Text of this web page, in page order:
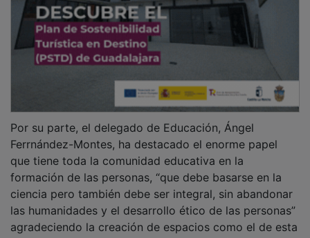
Por su parte, el delegado de Educación, Ángel
Ferrnández-Montes, ha destacado el enorme papel
que tiene toda la comunidad educativa en la
formación de las personas, “que debe basarse en la
ciencia pero también debe ser integral, sin abandonar
las humanidades y el desarrollo ético de las personas”